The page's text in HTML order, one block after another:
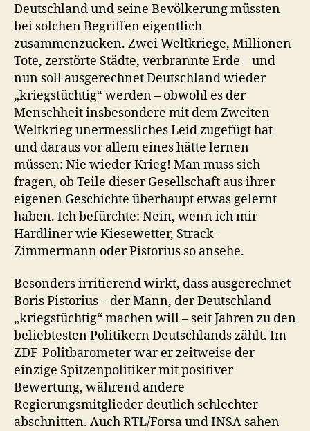
Deutschland und seine Bevölkerung müssten
bei solchen Begriffen eigentlich
zusammenzucken. Zwei Weltkriege, Millionen
Tote, zerstörte Städte, verbrannte Erde – und
nun soll ausgerechnet Deutschland wieder
„kriegstüchtig“ werden – obwohl es der
Menschheit insbesondere mit dem Zweiten
Weltkrieg unermessliches Leid zugefügt hat
und daraus vor allem eines hätte lernen
müssen: Nie wieder Krieg! Man muss sich
fragen, ob Teile dieser Gesellschaft aus ihrer
eigenen Geschichte überhaupt etwas gelernt
haben. Ich befürchte: Nein, wenn ich mir
Hardliner wie Kiesewetter, Strack-
Zimmermann oder Pistorius so ansehe.
Besonders irritierend wirkt, dass ausgerechnet
Boris Pistorius – der Mann, der Deutschland
„kriegstüchtig“ machen will – seit Jahren zu den
beliebtesten Politikern Deutschlands zählt. Im
ZDF-Politbarometer war er zeitweise der
einzige Spitzenpolitiker mit positiver
Bewertung, während andere
Regierungsmitglieder deutlich schlechter
abschnitten. Auch RTL/Forsa und INSA sahen